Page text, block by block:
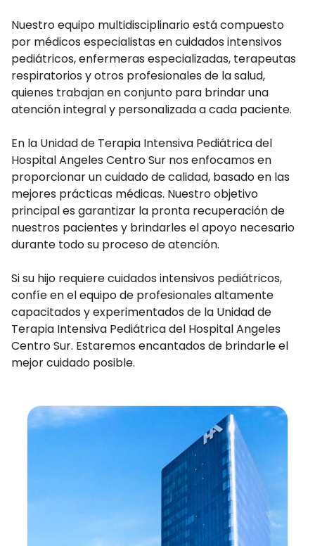
Nuestro equipo multidisciplinario está compuesto
por médicos especialistas en cuidados intensivos
pediátricos, enfermeras especializadas, terapeutas
respiratorios y otros profesionales de la salud,
quienes trabajan en conjunto para brindar una
atención integral y personalizada a cada paciente.
En la Unidad de Terapia Intensiva Pediátrica del
Hospital Angeles Centro Sur nos enfocamos en
proporcionar un cuidado de calidad, basado en las
mejores prácticas médicas. Nuestro objetivo
principal es garantizar la pronta recuperación de
nuestros pacientes y brindarles el apoyo necesario
durante todo su proceso de atención.
Si su hijo requiere cuidados intensivos pediátricos,
confíe en el equipo de profesionales altamente
capacitados y experimentados de la Unidad de
Terapia Intensiva Pediátrica del Hospital Angeles
Centro Sur. Estaremos encantados de brindarle el
mejor cuidado posible.